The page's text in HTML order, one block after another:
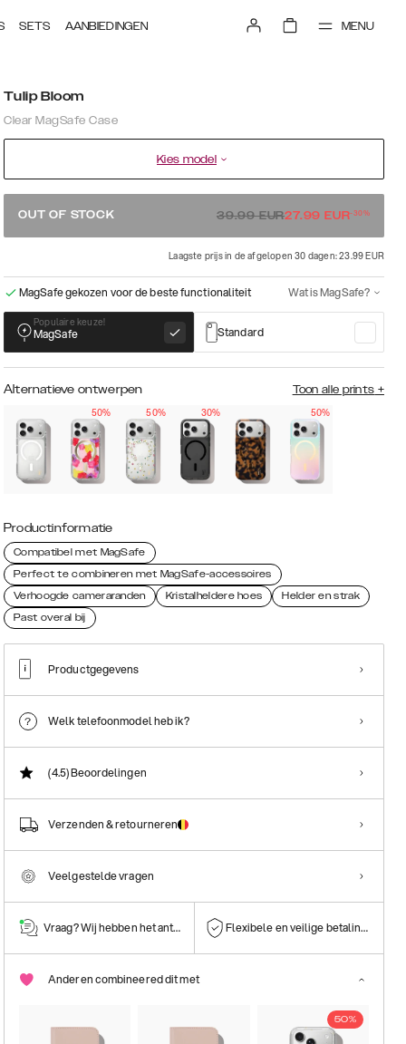
SETS AANBIEDINGEN MENU
Tulip Bloom
Clear MagSafe Case
Kies model
OUT OF STOCK 39.99EUR27.99 EUR-30%
Laagste prijs in de afgelopen 30 dagen: 23.99 EUR
MagSafe gekozen voor de beste functionaliteit Wat is MagSafe?
Populaire keuze!
MagSafe Standard
Alternatieve ontwerpen Toon alle prints +
50%
50% 30% 50%
Productinformatie
Compatibel met MagSafe
Perfect te combineren met MagSafe-accessoires
Verhoogde cameraranden
Kristalheldere hoes
Helder en strak
Past overal bij
Productgegevens
Welk telefoonmodel heb ik?
(4.5)Beoordelingen
Verzenden & retourneren
Veelgestelde vragen
Vraag? Wij hebben het antwoord! Flexibele en veilige betalingen
Anderen combineered dit met
50%